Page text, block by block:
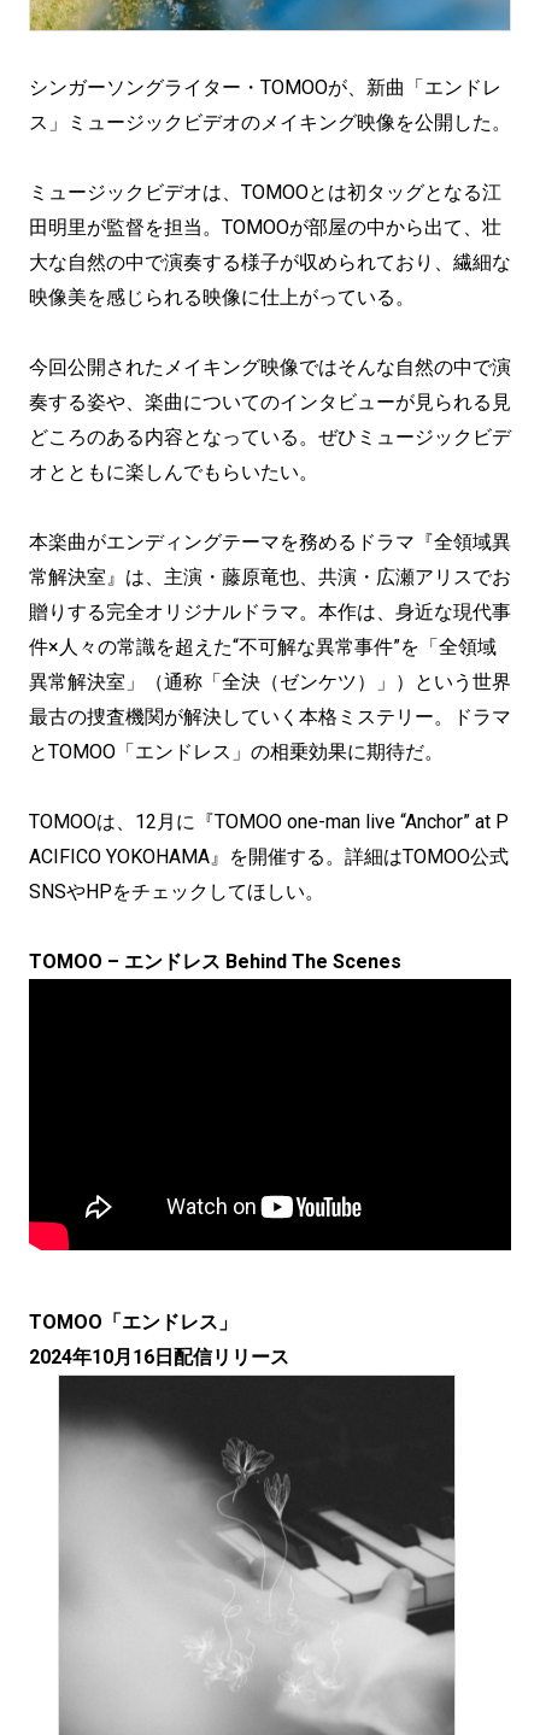
シンガーソングライター・TOMOOが、新曲「エンドレ
ス」ミュージックビデオのメイキング映像を公開した。
ミュージックビデオは、TOMOOとは初タッグとなる江
田明里が監督を担当。TOMOOが部屋の中から出て、壮
大な自然の中で演奏する様子が収められており、繊細な
映像美を感じられる映像に仕上がっている。
今回公開されたメイキング映像ではそんな自然の中で演
奏する姿や、楽曲についてのインタビューが見られる見
どころのある内容となっている。ぜひミュージックビデ
オとともに楽しんでもらいたい。
本楽曲がエンディングテーマを務めるドラマ『全領域異
常解決室』は、主演・藤原竜也、共演・広瀬アリスでお
贈りする完全オリジナルドラマ。本作は、身近な現代事
件×人々の常識を超えた“不可解な異常事件”を「全領域
異常解決室」（通称「全決（ゼンケツ）」）という世界
最古の捜査機関が解決していく本格ミステリー。ドラマ
とTOMOO「エンドレス」の相乗効果に期待だ。
TOMOOは、12月に『TOMOO one-man live “Anchor” at P
ACIFICO YOKOHAMA』を開催する。詳細はTOMOO公式
SNSやHPをチェックしてほしい。
TOMOO – エンドレス Behind The Scenes
TOMOO「エンドレス」
2024年10月16日配信リリース